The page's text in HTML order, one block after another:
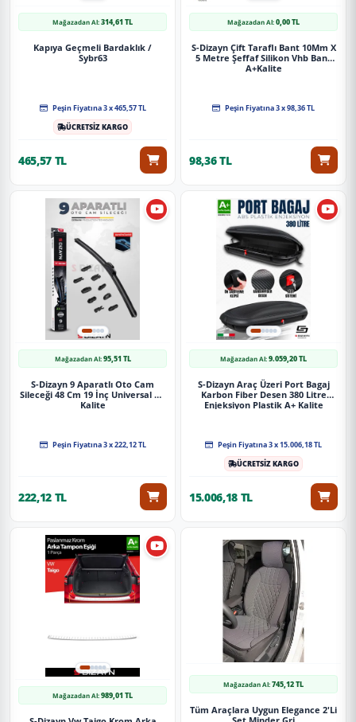
Mağazadan Al:314,61 TL
Kapıya Geçmeli Bardaklık /
Sybr63
Peşin Fiyatına 3 x 465,57 TL
ÜCRETSİZ KARGO
465,57 TL
Mağazadan Al:0,00 TL
S-Dizayn Çift Taraflı Bant 10Mm X
5 Metre Şeffaf Silikon Vhb Bant
A+Kalite
Peşin Fiyatına 3 x 98,36 TL
98,36 TL
Mağazadan Al:95,51 TL
S-Dizayn 9 Aparatlı Oto Cam
Sileceği 48 Cm 19 İnç Universal A+
Kalite
Peşin Fiyatına 3 x 222,12 TL
222,12 TL
Mağazadan Al:9.059,20 TL
S-Dizayn Araç Üzeri Port Bagaj
Karbon Fiber Desen 380 Litre
Enjeksiyon Plastik A+ Kalite
Peşin Fiyatına 3 x 15.006,18 TL
ÜCRETSİZ KARGO
15.006,18 TL
Mağazadan Al:989,01 TL
Mağazadan Al:745,12 TL
Tüm Araçlara Uygun Elegance 2'Li